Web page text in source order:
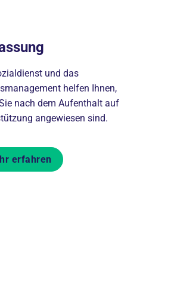
und das
helfen Ihnen,
nach dem Aufenthalt auf
angewiesen sind.
erfahren